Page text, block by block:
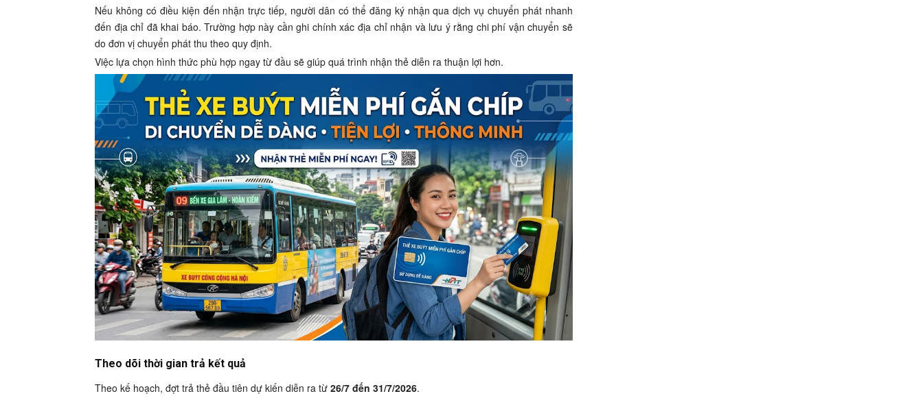
Nếu không có điều kiện đến nhận trực tiếp, người dân có thể đăng ký nhận qua dịch vụ chuyển phát nhanh
đến địa chỉ đã khai báo. Trường hợp này cần ghi chính xác địa chỉ nhận và lưu ý rằng chi phí vận chuyển sẽ
do đơn vị chuyển phát thu theo quy định.
Việc lựa chọn hình thức phù hợp ngay từ đầu sẽ giúp quá trình nhận thẻ diễn ra thuận lợi hơn.
Theo dõi thời gian trả kết quả
Theo kế hoạch, đợt trả thẻ đầu tiên dự kiến diễn ra từ 26/7 đến 31/7/2026.